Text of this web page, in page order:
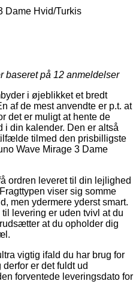
Dame Hvid/Turkis
baseret på 12 anmeldelser
i øjeblikket et bredt
af de mest anvendte er p.t. at
det er muligt at hente de
i din kalender. Den er altså
tilmed den prisbilligste
Wave Mirage 3 Dame
ordren leveret til din lejlighed
viser sig somme
men ydermere yderst smart.
levering er uden tvivl at du
at du opholder dig
vigtig ifald du har brug for
er det fuldt ud
forventede leveringsdato for